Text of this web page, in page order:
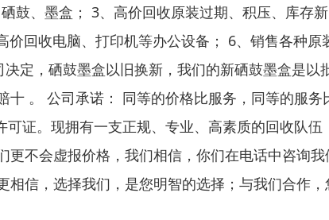
鼓、墨盒； 3、高价回收原装过期、积压、库存
回收电脑、打印机等办公设备； 6、销售各种原
定，硒鼓墨盒以旧换新，我们的新硒鼓墨盒是以
。 公司承诺： 同等的价格比服务，同等的服务
证。现拥有一支正规、专业、高素质的回收队伍
不会虚报价格，我们相信，你们在电话中咨询我
信，选择我们，是您明智的选择；与我们合作，